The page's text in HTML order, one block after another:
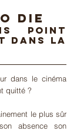
Die
point
dans la
dans le cinéma
quitté ?
absence son